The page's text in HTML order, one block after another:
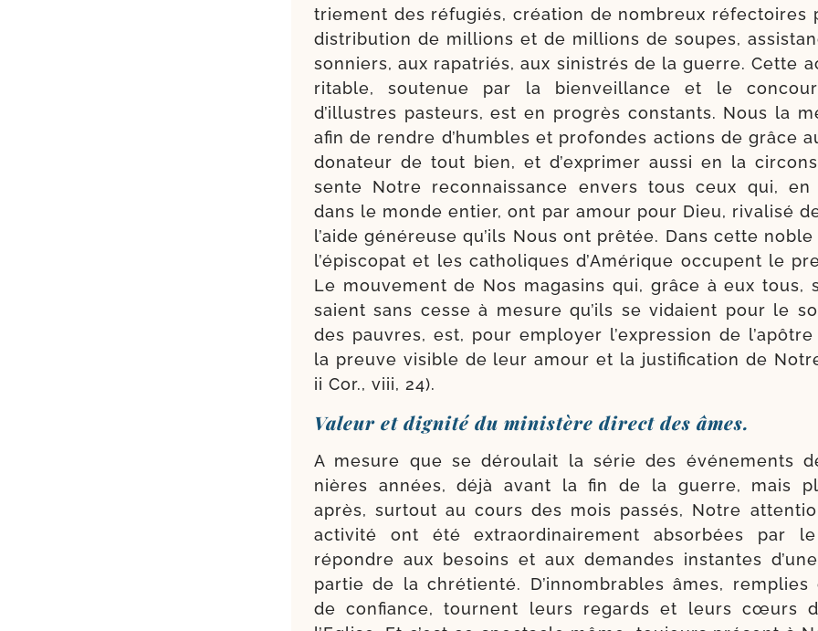
trie­ment des réfu­giés, créa­tion de nom­breux réfec­toires
dis­tri­bu­tion de mil­lions et de mil­lions de soupes,
son­niers, aux rapa­triés, aux sinis­trés de la guerre. Cette
ri­table, sou­tenue par la bien­veillance et le
d’illustres pas­teurs, est en pro­grès constants. Nous la
afin de rendre d’hum­bles et pro­fondes actions de grâce
dona­teur de tout bien, et d’exprimer aus­si en la
sente Notre recon­nais­sance envers tous ceux qui,
dans le monde entier, ont par amour pour Dieu, riva­li­sé
l’aide géné­reuse qu’ils Nous ont prê­tée. Dans cette
l’épiscopat et les catho­liques d’Amérique occupent le
Le mou­ve­ment de Nos maga­sins qui, grâce à eux tous,
saient sans cesse à mesure qu’ils se vidaient pour le
des pauvres, est, pour employer l’expression de
la preuve visible de leur amour et la jus­ti­fi­ca­tion de
ii Cor., viii, 24).
Valeur et dignité du ministère direct des âmes.
A mesure que se dérou­lait la série des évé­ne­ments
nières années, déjà avant la fin de la guerre, mais
après, sur­tout au cours des mois pas­sés, Notre
acti­vi­té ont été extra­or­di­nai­re­ment absor­bées par
répondre aux besoins et aux demandes ins­tantes
par­tie de la chré­tien­té. D’innombrables âmes, rem­plies
de confiance, tournent leurs regards et leurs cœurs